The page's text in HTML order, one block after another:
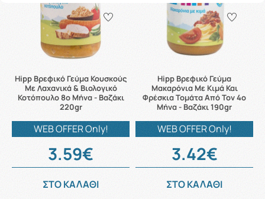
Hipp Βρεφικό Γεύμα Koυσκούς
Με Λαχανικά & Βιολογικό
Κοτόπουλο 8o Μήνα - Βαζάκι
220gr
WEB OFFER Only!
3.59€
ΣΤΟ ΚΑΛΑΘΙ
Hipp Βρεφικό Γεύμα
Μακαρόνια Με Κιμά Και
Φρέσκια Τομάτα Από Τον 4ο
Μήνα - Βαζάκι 190gr
WEB OFFER Only!
3.42€
ΣΤΟ ΚΑΛΑΘΙ